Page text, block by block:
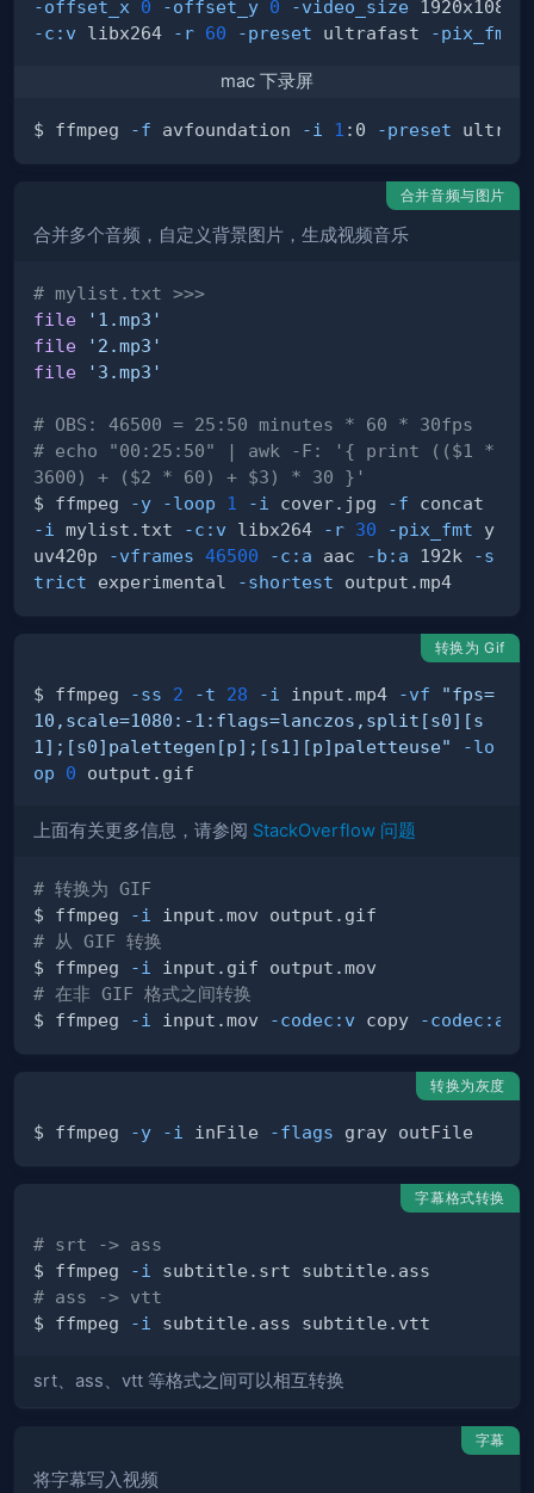
-offset_x 0 -offset_y 0 -video_size 1920x1080
-c:v libx264 -r 60 -preset ultrafast -pix_fmt
mac 下录屏
$ ffmpeg -f avfoundation -i 1 :0 -preset
合并音频与图片
合并多个音频，自定义背景图片，生成视频音乐
# mylist.txt >>>
file
'1.mp3'
file
'2.mp3'
file
'3.mp3'
# OBS: 46500 = 25:50 minutes * 60 * 30fps
# echo "00:25:50" | awk -F: '{ print (($1 *
3600) + ($2 * 60) + $3) * 30 }'
$ ffmpeg
-y -loop 1 -i cover.jpg -f
-i
mylist.txt -c:v libx264 -r 30 -pix_fmt y
uv420p
-vframes 46500 -c:a aac -b:a 192k
-s
trict experimental -shortest
转换为 Gif
$ ffmpeg -ss 2 -t 28 -i input.mp4 -vf
"fps=
10,scale=1080:-1:flags=lanczos,split[s0][s
1];[s0]palettegen[p];[s1][p]paletteuse"
-lo
op
0
上面有关更多信息，请参阅 StackOverflow 问题
# 转换为 GIF
$ ffmpeg
-i
# 从 GIF 转换
$ ffmpeg
-i
# 在非 GIF 格式之间转换
$ ffmpeg
-i input.mov -codec:v copy -codec:a
转换为灰度
$ ffmpeg -y -i inFile -flags
字幕格式转换
# srt -> ass
$ ffmpeg
-i
# ass -> vtt
$ ffmpeg
-i
srt、ass、vtt 等格式之间可以相互转换
字幕
将字幕写入视频